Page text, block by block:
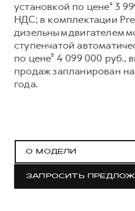
АКСЕССУАРЫ
Автомобильные
Коллекция CITY
Коллекция Базовая
Коллекция Детская
Коллекция CITY
Коллекция Базовая
Коллекция Детская
установкой по цене⁴ 3
НДС; в комплектации
дизельным двигателем
ступенчатой
по цене⁵ 4 099 000 руб.,
продаж запланирован
года.
О МОДЕЛИ
ЗАПРОСИТЬ